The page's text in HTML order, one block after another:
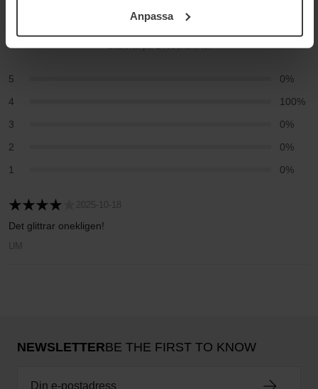
Anpassa
Baserat på 1 recensioner
5
0%
4
100%
3
0%
2
0%
1
0%
2025-10-18
Det glittrar onekligen!
UM
NEWSLETTERBE THE FIRST TO KNOW